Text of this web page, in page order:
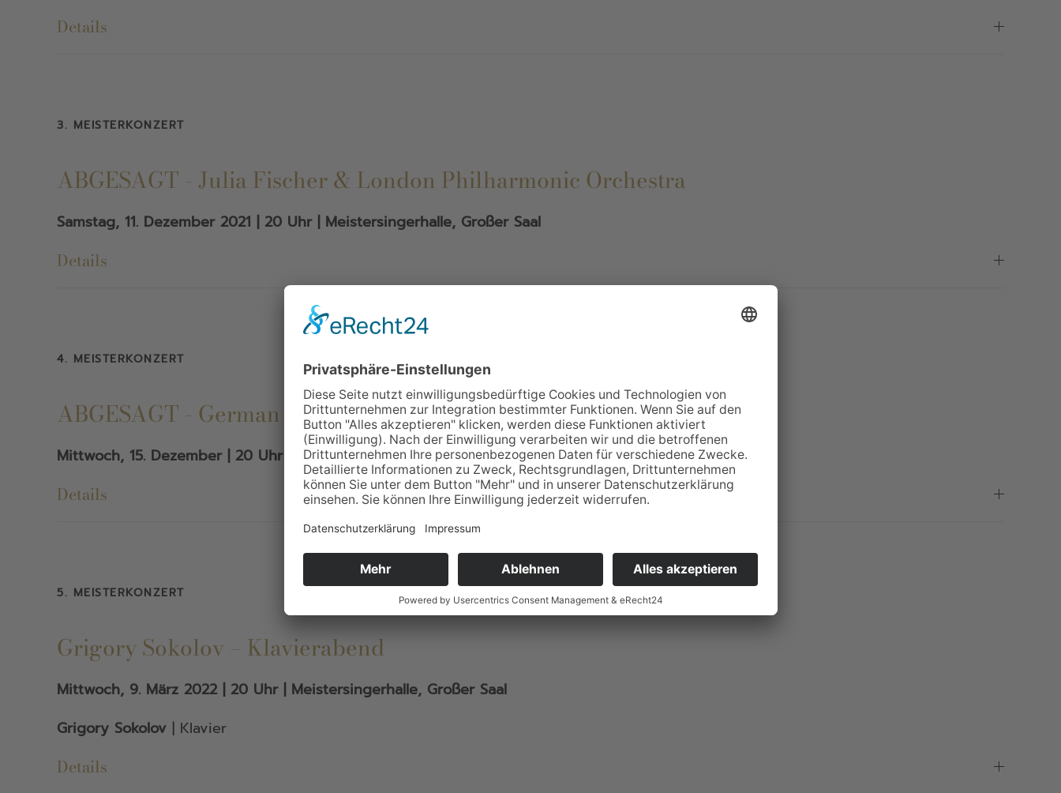
Details
3. MEISTERKONZERT
ABGESAGT - Julia Fischer & London Philharmonic Orchestra
Samstag, 11. Dezember 2021 | 20 Uhr | Meistersingerhalle, Großer Saal
Details
4. MEISTERKONZERT
ABGESAGT - German Brass
Mittwoch, 15. Dezember | 20 Uhr | Meistersingerhalle, Großer Saal
Details
5. MEISTERKONZERT
Grigory Sokolov – Klavierabend
Mittwoch, 9. März 2022 | 20 Uhr | Meistersingerhalle, Großer Saal
Grigory Sokolov | Klavier
Details